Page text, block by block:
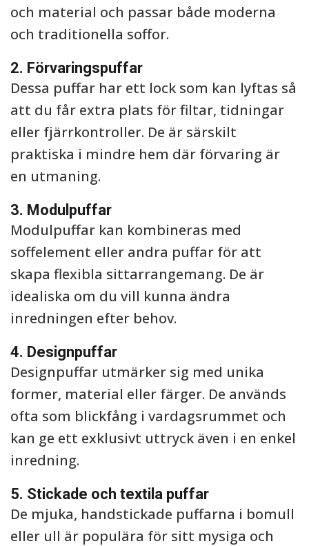
och material och passar både moderna
och traditionella soffor.
2. Förvaringspuffar
Dessa puffar har ett lock som kan lyftas så
att du får extra plats för filtar, tidningar
eller fjärrkontroller. De är särskilt
praktiska i mindre hem där förvaring är
en utmaning.
3. Modulpuffar
Modulpuffar kan kombineras med
soffelement eller andra puffar för att
skapa flexibla sittarrangemang. De är
idealiska om du vill kunna ändra
inredningen efter behov.
4. Designpuffar
Designpuffar utmärker sig med unika
former, material eller färger. De används
ofta som blickfång i vardagsrummet och
kan ge ett exklusivt uttryck även i en enkel
inredning.
5. Stickade och textila puffar
De mjuka, handstickade puffarna i bomull
eller ull är populära för sitt mysiga och